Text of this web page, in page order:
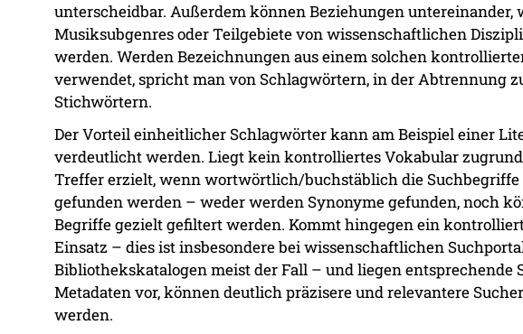
unterscheidbar. Außerdem können Beziehungen untereinander,
Musiksubgenres oder Teilgebiete von wissenschaftlichen
werden. Werden Bezeichnungen aus einem solchen
verwendet, spricht man von Schlagwörtern, in der Abtrennung
Stichwörtern.
Der Vorteil einheitlicher Schlagwörter kann am Beispiel einer
verdeutlicht werden. Liegt kein kontrolliertes Vokabular
Treffer erzielt, wenn wortwörtlich/buchstäblich die Suchbegriffe
gefunden werden – weder werden Synonyme gefunden, noch
Begriffe gezielt gefiltert werden. Kommt hingegen ein
Einsatz – dies ist insbesondere bei wissenschaftlichen
Bibliothekskatalogen meist der Fall – und liegen entsprechende
Metadaten vor, können deutlich präzisere und relevantere
werden.